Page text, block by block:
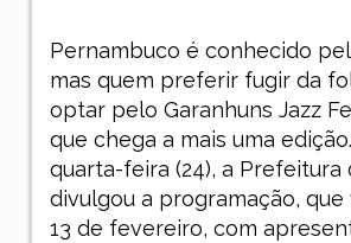
Pernambuco é conhecido
mas quem preferir fugir da
optar pelo Garanhuns Jazz
que chega a mais uma
quarta-feira (24), a Prefeitura
divulgou a programação, que
13 de fevereiro, com